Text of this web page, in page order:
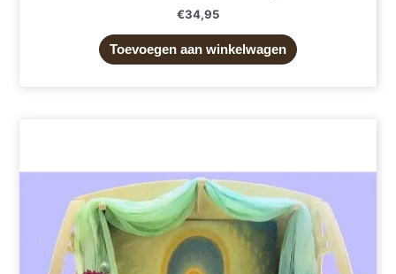
€34,95
Toevoegen aan winkelwagen